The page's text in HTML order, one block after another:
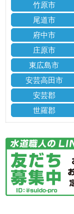
竹原市
尾道市
府中市
庄原市
東広島市
安芸高田市
安芸郡
世羅郡